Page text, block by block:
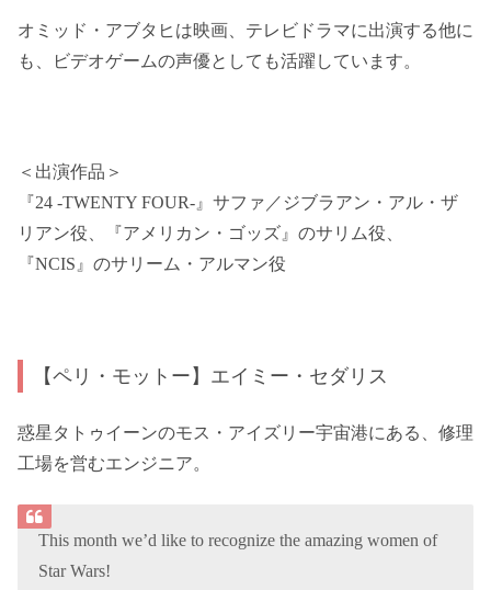
オミッド・アブタヒは映画、テレビドラマに出演する他に
も、ビデオゲームの声優としても活躍しています。
＜出演作品＞
『24 -TWENTY FOUR-』サファ／ジブラアン・アル・ザ
リアン役、『アメリカン・ゴッズ』のサリム役、
『NCIS』のサリーム・アルマン役
【ペリ・モットー】エイミー・セダリス
惑星タトゥイーンのモス・アイズリー宇宙港にある、修理
工場を営むエンジニア。
This month we’d like to recognize the amazing women of
Star Wars!